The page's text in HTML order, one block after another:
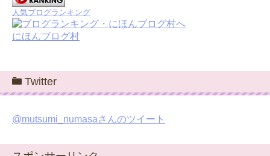
人気ブログランキング
にほんブログ村
Twitter
@mutsumi_numasaさんのツイート